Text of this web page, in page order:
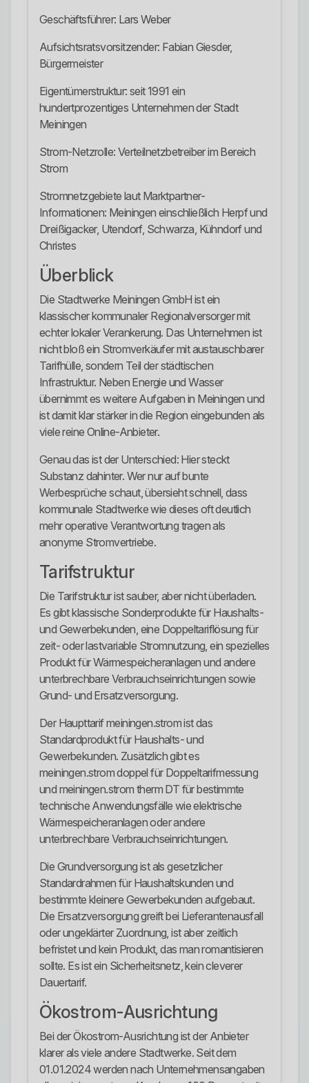
Geschäftsführer: Lars Weber
Aufsichtsratsvorsitzender: Fabian Giesder,
Bürgermeister
Eigentümerstruktur: seit 1991 ein
hundertprozentiges Unternehmen der Stadt
Meiningen
Strom-Netzrolle: Verteilnetzbetreiber im Bereich
Strom
Stromnetzgebiete laut Marktpartner-
Informationen: Meiningen einschließlich Herpf und
Dreißigacker, Utendorf, Schwarza, Kühndorf und
Christes
Überblick
Die Stadtwerke Meiningen GmbH ist ein
klassischer kommunaler Regionalversorger mit
echter lokaler Verankerung. Das Unternehmen ist
nicht bloß ein Stromverkäufer mit austauschbarer
Tarifhülle, sondern Teil der städtischen
Infrastruktur. Neben Energie und Wasser
übernimmt es weitere Aufgaben in Meiningen und
ist damit klar stärker in die Region eingebunden als
viele reine Online-Anbieter.
Genau das ist der Unterschied: Hier steckt
Substanz dahinter. Wer nur auf bunte
Werbesprüche schaut, übersieht schnell, dass
kommunale Stadtwerke wie dieses oft deutlich
mehr operative Verantwortung tragen als
anonyme Stromvertriebe.
Tarifstruktur
Die Tarifstruktur ist sauber, aber nicht überladen.
Es gibt klassische Sonderprodukte für Haushalts-
und Gewerbekunden, eine Doppeltariflösung für
zeit- oder lastvariable Stromnutzung, ein spezielles
Produkt für Wärmespeicheranlagen und andere
unterbrechbare Verbrauchseinrichtungen sowie
Grund- und Ersatzversorgung.
Der Haupttarif meiningen.strom ist das
Standardprodukt für Haushalts- und
Gewerbekunden. Zusätzlich gibt es
meiningen.strom doppel für Doppeltarifmessung
und meiningen.strom therm DT für bestimmte
technische Anwendungsfälle wie elektrische
Wärmespeicheranlagen oder andere
unterbrechbare Verbrauchseinrichtungen.
Die Grundversorgung ist als gesetzlicher
Standardrahmen für Haushaltskunden und
bestimmte kleinere Gewerbekunden aufgebaut.
Die Ersatzversorgung greift bei Lieferantenausfall
oder ungeklärter Zuordnung, ist aber zeitlich
befristet und kein Produkt, das man romantisieren
sollte. Es ist ein Sicherheitsnetz, kein cleverer
Dauertarif.
Ökostrom-Ausrichtung
Bei der Ökostrom-Ausrichtung ist der Anbieter
klarer als viele andere Stadtwerke. Seit dem
01.01.2024 werden nach Unternehmensangaben